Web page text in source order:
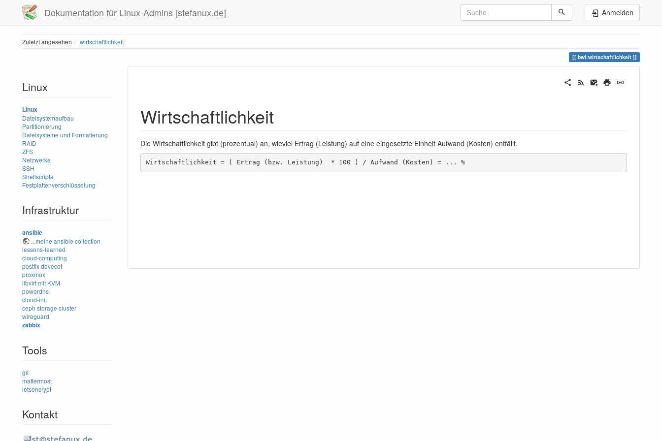
Dokumentation für Linux-Admins [stefanux.de] Anmelden
Zuletzt angesehen wirtschaftlichkeit
bwl:wirtschaftlichkeit
Linux
Linux
Dateisystemaufbau
Partitionierung
Dateisysteme und Formatierung
RAID
ZFS
Netzwerke
SSH
Shellscripts
Festplattenverschlüsselung
Infrastruktur
ansible
...meine ansible collection
lessons-learned
cloud-computing
postfixdovecot
proxmox
libvirt mit KVM
powerdns
cloud-init
ceph storage cluster
wireguard
zabbix
Tools
git
mattermost
letsencrypt
Kontakt
Wirtschaftlichkeit
Die Wirtschaftlichkeit gibt (prozentual) an, wieviel Ertrag (Leistung) auf eine eingesetzte Einheit Aufwand (Kosten) entfällt.
Wirtschaftlichkeit = ( Ertrag (bzw. Leistung)  * 100 ) / Aufwand (Kosten) = ... %